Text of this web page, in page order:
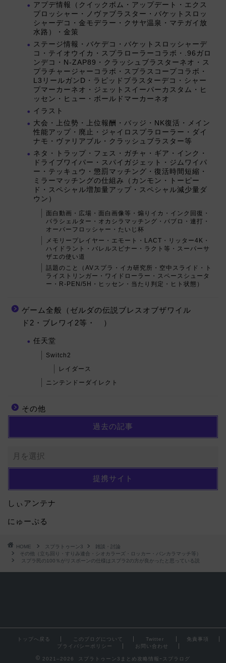
アプデ情報（クイックボム・アップデート・エクス
プロッシャー・ノヴァブラスター・バケットスロッ
シャーデコ・金モデラー・クサヤ温泉・マテガイ放
水路）・金策
ステージ情報・バケデコ・バケットスロッシャーデ
コ・テイオウイカ・スプラローラーコラボ・.96ガロ
ンデコ・N-ZAP89・クラッシュブラスターネオ・ス
プラチャージャーコラボ・スプラスコープコラボ・
L3リールガンD・ラピッドブラスターデコ・シャー
プマーカーネオ・ジェットスイーパーカスタム・ヒ
ッセン・ヒュー・ボールドマーカーネオ
イラスト
大会・上位勢・上位報酬・バッジ・NK復活・メイン
性能アップ・廃止・ジャイロスプラローラー・ダイ
ナモ・ヴァリアブル・クラッシュブラスター等
ネタ・トラップ・フェス・ガチャ・ギア・インク・
ドライブワイパー・スパイガジェット・ジムワイパ
ー・テッキュウ・懲罰マッチング・復活時間短縮・
ミラーマッチングの仕組み（カンモン・トーピー
ド・スペシャル増加量アップ・スペシャル減少量ダ
ウン）
面白動画・広場・面白画像等・煽りイカ・インク回復・
パラシェルター・オカシラマッチング・パブロ・連打・
オーバーフロッシャー・たいじ杯
メモリープレイヤー・エモート・LACT・リッター4K・
ハイドラント・バレルスピナー・ラクト等・スーパーサ
ザエの使い道
話題のこと（AVスプラ・イカ研究所・空中スライド・ト
ライストリンガー・ワイドローラー・スペースシュータ
ー・R-PEN/5H・ヒッセン・当たり判定・ヒト状態）
ゲーム全般（ゼルダの伝説ブレスオブザワイル
ド2・ブレワイ2等・ ）
任天堂
Switch2
レイダース
ニンテンドーダイレクト
その他
過去の記事
提携サイト
しぃアンテナ
にゅーぷる
HOME スプラトゥーン3
雑談・討論
その他（立ち回り・すりみ連合・シオカラーズ・ロッカー・バンカラマッチ等）
スプラ民の100％がリスポーンの仕様はスプラ2の方が良かったと思っている説
トップへ戻る このブログについて Twitter
免責事項
プライバシーポリシー
お問い合わせ
2021–2026 スプラトゥーン3まとめ攻略情報ｰスプラログ